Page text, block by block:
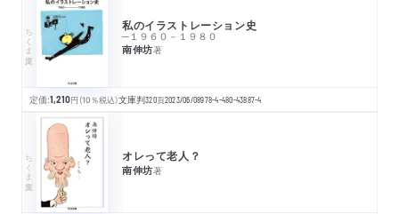
ちくま文庫 私のイラストレーション史
─１９６０－１９８０
南伸坊著
定価:1,210円 （10％税込）文庫判320頁2023/06/08978-4-480-43887-4
ちくま文庫 オレって老人？
南伸坊著